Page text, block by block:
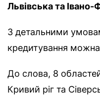
Львівська та Івано-
З детальними
кредитування
До слова, 8
Кривий ріг та